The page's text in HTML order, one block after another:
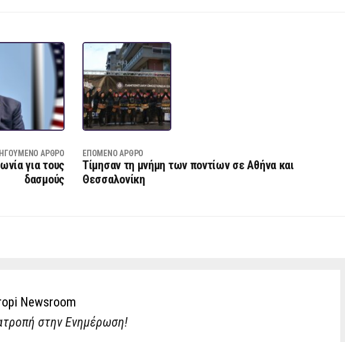
ΆΡΘΡΟ
για τους
δασμούς
ΕΠΌΜΕΝΟ ΆΡΘΡΟ
Τίμησαν τη μνήμη των ποντίων σε Αθήνα και
Θεσσαλονίκη
Newsroom
στην Ενημέρωση!